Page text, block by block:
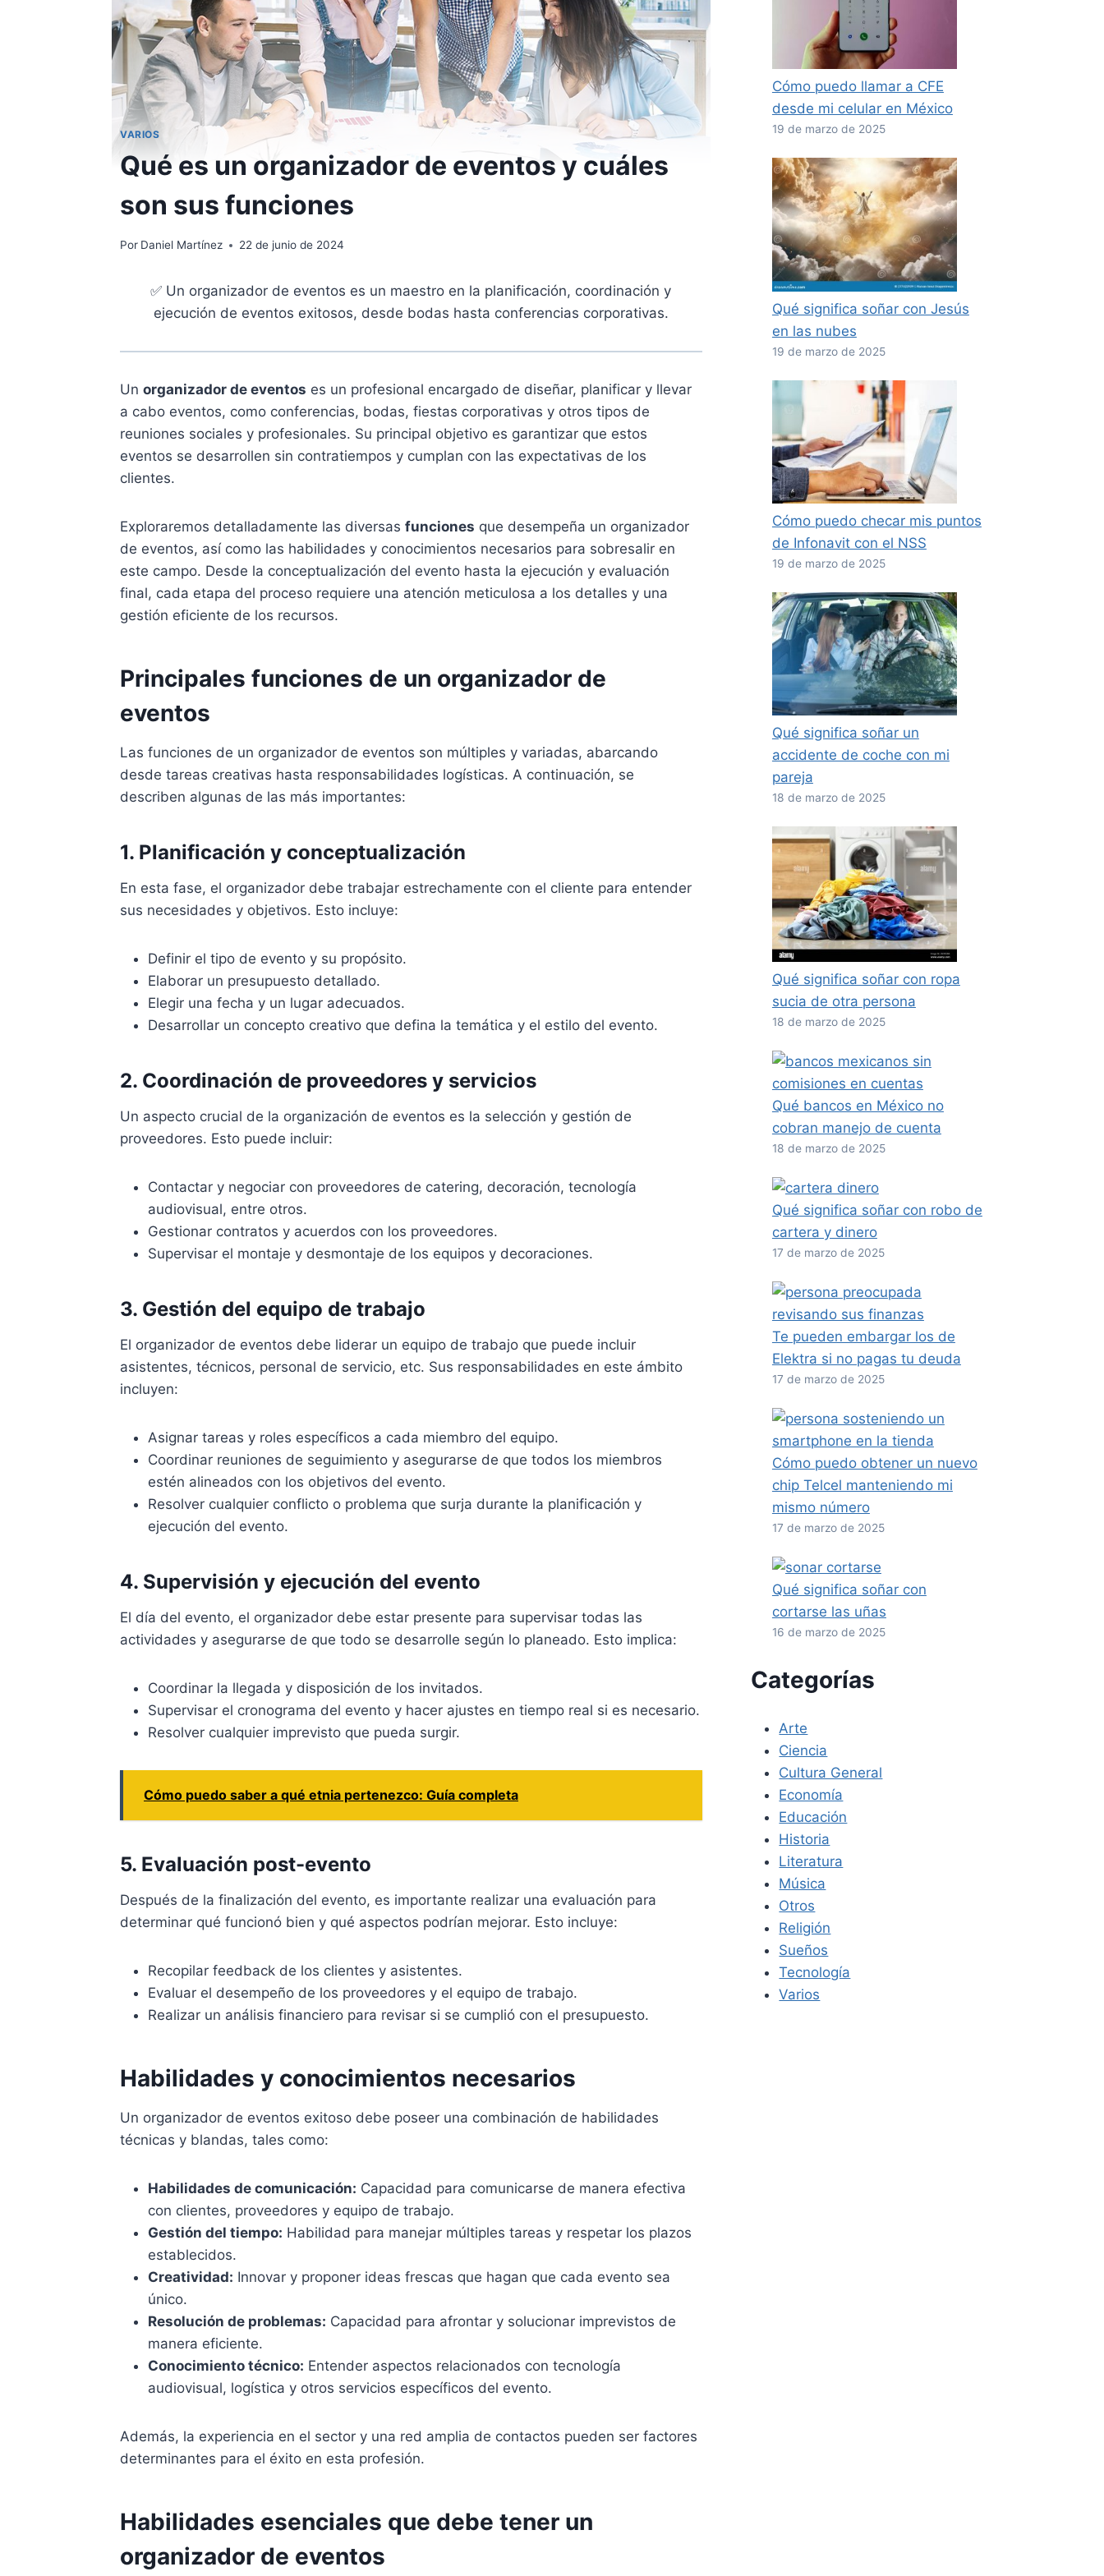
VARIOS
Qué es un organizador de eventos y cuáles
son sus funciones
Por Daniel Martínez 22 de junio de 2024
✅ Un organizador de eventos es un maestro en la planificación, coordinación y
ejecución de eventos exitosos, desde bodas hasta conferencias corporativas.
Un organizador de eventos es un profesional encargado de diseñar, planificar y llevar
a cabo eventos, como conferencias, bodas, fiestas corporativas y otros tipos de
reuniones sociales y profesionales. Su principal objetivo es garantizar que estos
eventos se desarrollen sin contratiempos y cumplan con las expectativas de los
clientes.
Exploraremos detalladamente las diversas funciones que desempeña un organizador
de eventos, así como las habilidades y conocimientos necesarios para sobresalir en
este campo. Desde la conceptualización del evento hasta la ejecución y evaluación
final, cada etapa del proceso requiere una atención meticulosa a los detalles y una
gestión eficiente de los recursos.
Principales funciones de un organizador de
eventos
Las funciones de un organizador de eventos son múltiples y variadas, abarcando
desde tareas creativas hasta responsabilidades logísticas. A continuación, se
describen algunas de las más importantes:
1. Planificación y conceptualización
En esta fase, el organizador debe trabajar estrechamente con el cliente para entender
sus necesidades y objetivos. Esto incluye:
Definir el tipo de evento y su propósito.
Elaborar un presupuesto detallado.
Elegir una fecha y un lugar adecuados.
Desarrollar un concepto creativo que defina la temática y el estilo del evento.
2. Coordinación de proveedores y servicios
Un aspecto crucial de la organización de eventos es la selección y gestión de
proveedores. Esto puede incluir:
Contactar y negociar con proveedores de catering, decoración, tecnología
audiovisual, entre otros.
Gestionar contratos y acuerdos con los proveedores.
Supervisar el montaje y desmontaje de los equipos y decoraciones.
3. Gestión del equipo de trabajo
El organizador de eventos debe liderar un equipo de trabajo que puede incluir
asistentes, técnicos, personal de servicio, etc. Sus responsabilidades en este ámbito
incluyen:
Asignar tareas y roles específicos a cada miembro del equipo.
Coordinar reuniones de seguimiento y asegurarse de que todos los miembros
estén alineados con los objetivos del evento.
Resolver cualquier conflicto o problema que surja durante la planificación y
ejecución del evento.
4. Supervisión y ejecución del evento
El día del evento, el organizador debe estar presente para supervisar todas las
actividades y asegurarse de que todo se desarrolle según lo planeado. Esto implica:
Coordinar la llegada y disposición de los invitados.
Supervisar el cronograma del evento y hacer ajustes en tiempo real si es necesario.
Resolver cualquier imprevisto que pueda surgir.
Cómo puedo saber a qué etnia pertenezco: Guía completa
5. Evaluación post-evento
Después de la finalización del evento, es importante realizar una evaluación para
determinar qué funcionó bien y qué aspectos podrían mejorar. Esto incluye:
Recopilar feedback de los clientes y asistentes.
Evaluar el desempeño de los proveedores y el equipo de trabajo.
Realizar un análisis financiero para revisar si se cumplió con el presupuesto.
Habilidades y conocimientos necesarios
Un organizador de eventos exitoso debe poseer una combinación de habilidades
técnicas y blandas, tales como:
Habilidades de comunicación: Capacidad para comunicarse de manera efectiva
con clientes, proveedores y equipo de trabajo.
Gestión del tiempo: Habilidad para manejar múltiples tareas y respetar los plazos
establecidos.
Creatividad: Innovar y proponer ideas frescas que hagan que cada evento sea
único.
Resolución de problemas: Capacidad para afrontar y solucionar imprevistos de
manera eficiente.
Conocimiento técnico: Entender aspectos relacionados con tecnología
audiovisual, logística y otros servicios específicos del evento.
Además, la experiencia en el sector y una red amplia de contactos pueden ser factores
determinantes para el éxito en esta profesión.
Habilidades esenciales que debe tener un
organizador de eventos
Cómo puedo llamar a CFE
desde mi celular en México
19 de marzo de 2025
Qué significa soñar con Jesús
en las nubes
19 de marzo de 2025
Cómo puedo checar mis puntos
de Infonavit con el NSS
19 de marzo de 2025
Qué significa soñar un
accidente de coche con mi
pareja
18 de marzo de 2025
Qué significa soñar con ropa
sucia de otra persona
18 de marzo de 2025
Qué bancos en México no
cobran manejo de cuenta
18 de marzo de 2025
Qué significa soñar con robo de
cartera y dinero
17 de marzo de 2025
Te pueden embargar los de
Elektra si no pagas tu deuda
17 de marzo de 2025
Cómo puedo obtener un nuevo
chip Telcel manteniendo mi
mismo número
17 de marzo de 2025
Qué significa soñar con
cortarse las uñas
16 de marzo de 2025
Categorías
Arte
Ciencia
Cultura General
Economía
Educación
Historia
Literatura
Música
Otros
Religión
Sueños
Tecnología
Varios